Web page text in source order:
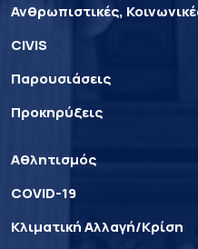
Ανθρωπιστικές,
CIVIS
Παρουσιάσεις
Προκηρύξεις
Αθλητισμός
COVID-19
Κλιματική Αλλαγή/Κρίση